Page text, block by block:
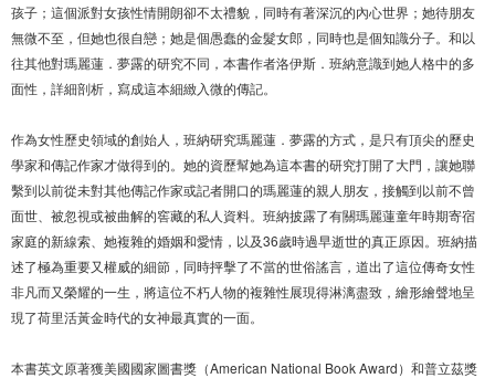
孩子；這個派對女孩性情開朗卻不太禮貌，同時有著深沉的內心世界；她待朋友
無微不至，但她也很自戀；她是個愚蠢的金髮女郎，同時也是個知識分子。和以
往其他對瑪麗蓮．夢露的研究不同，本書作者洛伊斯．班納意識到她人格中的多
面性，詳細剖析，寫成這本細緻入微的傳記。
作為女性歷史領域的創始人，班納研究瑪麗蓮．夢露的方式，是只有頂尖的歷史
學家和傳記作家才做得到的。她的資歷幫她為這本書的研究打開了大門，讓她聯
繫到以前從未對其他傳記作家或記者開口的瑪麗蓮的親人朋友，接觸到以前不曾
面世、被忽視或被曲解的窖藏的私人資料。班納披露了有關瑪麗蓮童年時期寄宿
家庭的新線索、她複雜的婚姻和愛情，以及36歲時過早逝世的真正原因。班納描
述了極為重要又權威的細節，同時抨擊了不當的世俗謠言，道出了這位傳奇女性
非凡而又榮耀的一生，將這位不朽人物的複雜性展現得淋漓盡致，繪形繪聲地呈
現了荷里活黃金時代的女神最真實的一面。
本書英文原著獲美國國家圖書獎（American National Book Award）和普立茲獎